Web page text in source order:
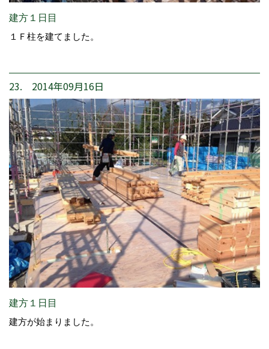
建方１日目
１Ｆ柱を建てました。
23. 2014年09月16日
建方１日目
建方が始まりました。